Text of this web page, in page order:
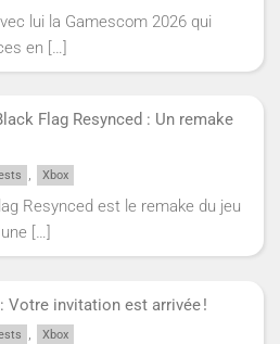
lui la Gamescom 2026 qui
en […]
Flag Resynced : Un remake
, Xbox
Resynced est le remake du jeu
[…]
Votre invitation est arrivée !
, Xbox